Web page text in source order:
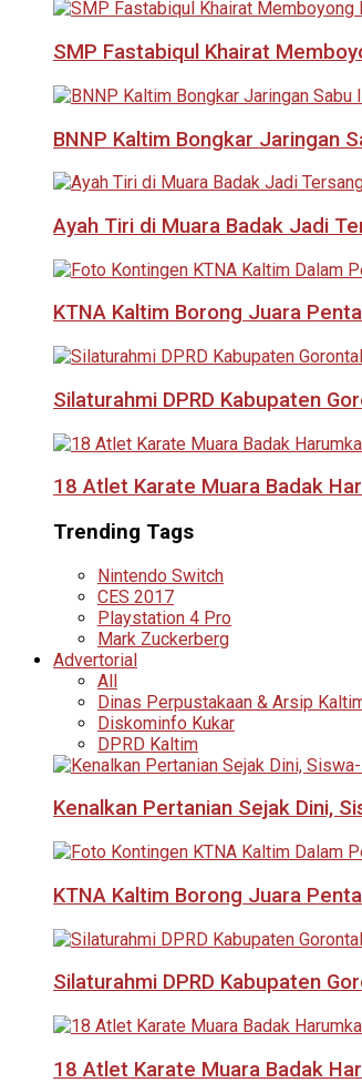
SMP Fastabiqul Khairat
BNNP Kaltim Bongkar Jaringan
Ayah Tiri di Muara Badak Jadi
KTNA Kaltim Borong Juara
Silaturahmi DPRD Kabupaten
18 Atlet Karate Muara Badak
Trending Tags
Nintendo Switch
CES 2017
Playstation 4 Pro
Mark Zuckerberg
Advertorial
All
Dinas Perpustakaan & Arsip
Diskominfo Kukar
DPRD Kaltim
Kenalkan Pertanian Sejak Dini,
KTNA Kaltim Borong Juara
Silaturahmi DPRD Kabupaten
18 Atlet Karate Muara Badak